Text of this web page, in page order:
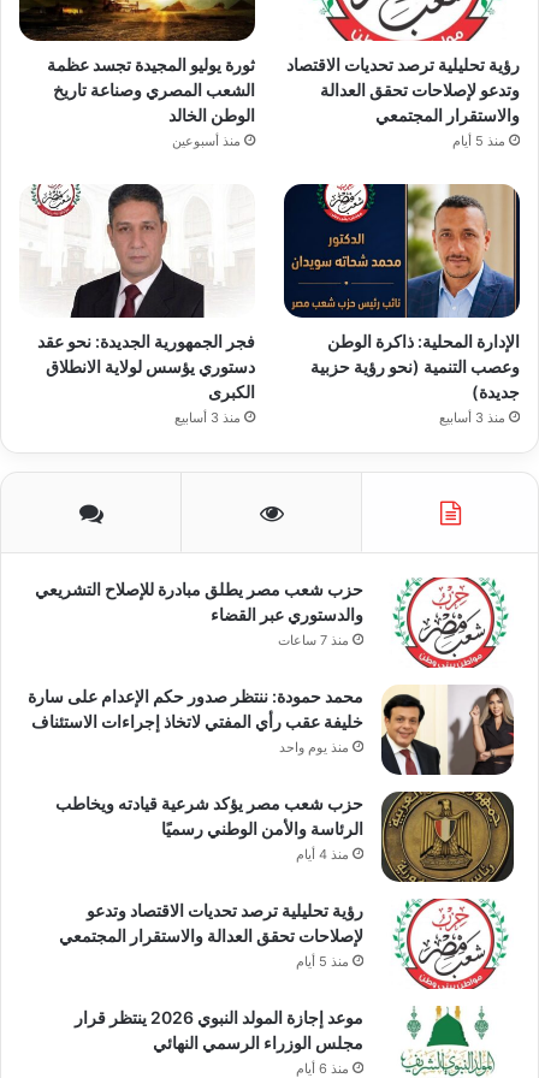
رؤية تحليلية ترصد تحديات الاقتصاد
وتدعو لإصلاحات تحقق العدالة
والاستقرار المجتمعي
منذ 5 أيام
ثورة يوليو المجيدة تجسد عظمة
الشعب المصري وصناعة تاريخ
الوطن الخالد
منذ أسبوعين
​
الإدارة المحلية: ذاكرة الوطن
وعصب التنمية (نحو رؤية حزبية
جديدة)
منذ 3 أسابيع
فجر الجمهورية الجديدة: نحو عقد
دستوري يؤسس لولاية الانطلاق
الكبرى
منذ 3 أسابيع
حزب شعب مصر يطلق مبادرة للإصلاح التشريعي
والدستوري عبر القضاء
منذ 7 ساعات
محمد حمودة: ننتظر صدور حكم الإعدام على سارة
خليفة عقب رأي المفتي لاتخاذ إجراءات الاستئناف
منذ يوم واحد
حزب شعب مصر يؤكد شرعية قيادته ويخاطب
الرئاسة والأمن الوطني رسميًا
منذ 4 أيام
رؤية تحليلية ترصد تحديات الاقتصاد وتدعو
لإصلاحات تحقق العدالة والاستقرار المجتمعي
منذ 5 أيام
موعد إجازة المولد النبوي 2026 ينتظر قرار
مجلس الوزراء الرسمي النهائي
منذ 6 أيام